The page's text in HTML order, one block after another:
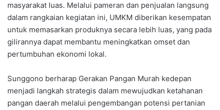
masyarakat luas. Melalui pameran dan penjualan langsung
dalam rangkaian kegiatan ini, UMKM diberikan kesempatan
untuk memasarkan produknya secara lebih luas, yang pada
gilirannya dapat membantu meningkatkan omset dan
pertumbuhan ekonomi lokal.
Sunggono berharap Gerakan Pangan Murah kedepan
menjadi langkah strategis dalam mewujudkan ketahanan
pangan daerah melalui pengembangan potensi pertanian